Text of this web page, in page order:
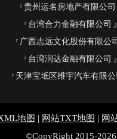
贵州运名房地产有限公司
台湾合力金融有限公司
广西志远文化股份有限公司
台湾润达金融有限公司
天津宝坻区维宇汽车有限公
地图 | 网站TXT地图 | 网
©CopyRight 2015-2026